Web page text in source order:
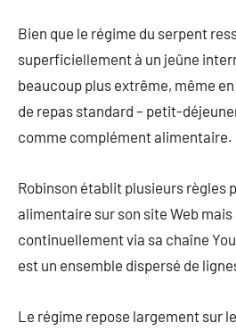
Bien que le régime du serpent
superficiellement à un jeûne
beaucoup plus extrême, même
de repas standard – petit-
comme complément alimentaire.
Robinson établit plusieurs règles
alimentaire sur son site Web mais
continuellement via sa chaîne
est un ensemble dispersé de
Le régime repose largement sur